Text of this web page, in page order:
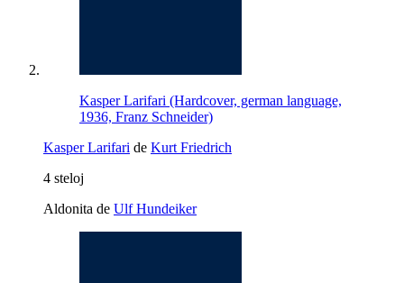
Kasper Larifari (Hardcover, german language,
1936, Franz Schneider)
Kasper Larifari de Kurt Friedrich
4 steloj
Aldonita de Ulf Hundeiker